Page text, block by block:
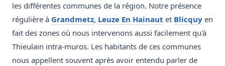
les différentes communes de la région. Notre présence
régulière à Grandmetz, Leuze En Hainaut et Blicquy en
fait des zones où nous intervenons aussi facilement qu'à
Thieulain intra-muros. Les habitants de ces communes
nous appellent souvent après avoir entendu parler de